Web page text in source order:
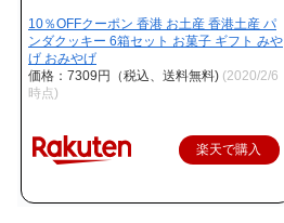
10％OFFクーポン 香港 お土産 香港土産 パ
ンダクッキー 6箱セット お菓子 ギフト みや
げ おみやげ
価格：7309円（税込、送料無料) (2020/2/6
時点)
楽天で購入